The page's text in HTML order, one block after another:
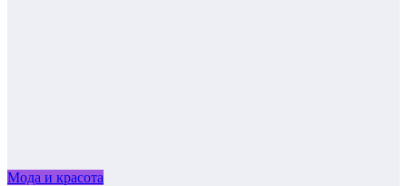
Мода и красота